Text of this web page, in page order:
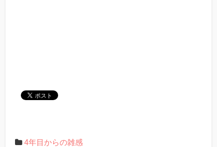
4年目からの雑感